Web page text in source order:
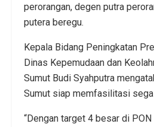
perorangan, degen putra
putera beregu.
Kepala Bidang Peningkatan
Dinas Kepemudaan dan
Sumut Budi Syahputra
Sumut siap memfasilitasi
“Dengan target 4 besar di